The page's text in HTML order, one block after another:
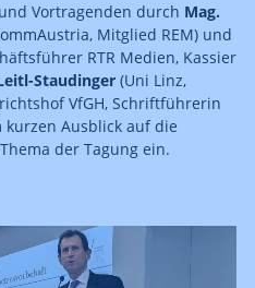
Vortragenden durch Mag.
Mitglied REM) und
RTR Medien, Kassier
Staudinger (Uni Linz,
VfGH, Schriftführerin
kurzen Ausblick auf die
der Tagung ein.